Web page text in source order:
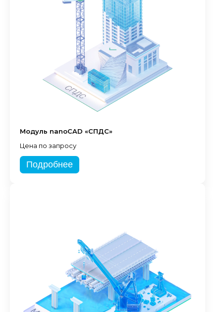
Модуль nanoCAD «СПДС»
Цена по запросу
Подробнее